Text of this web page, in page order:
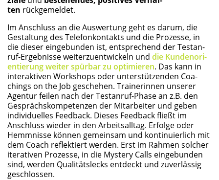
ten rückgemeldet.
Im Anschluss an die Aus­wer­tung geht es dar­um, die
Gestal­tung des Tele­fon­kon­takts und die Pro­zes­se, in
die die­ser ein­ge­bun­den ist, ent­spre­chend der Test­an­
ruf-Ergeb­nis­se wei­ter­zu­ent­wi­ckeln und die Kun­den­ori­
en­tie­rung wei­ter spür­bar zu opti­mie­ren. Das kann in
inter­ak­ti­ven Work­shops oder unter­stüt­zen­den Coa­
chings on the Job gesche­hen. Trai­ne­rin­nen unse­rer
Agen­tur fei­len nach der Test­an­ruf-Pha­se an z.B. den
Gesprächs­kom­pe­ten­zen der Mit­ar­bei­ter und geben
indi­vi­du­el­les Feed­back. Die­ses Feed­back fließt im
Anschluss wie­der in den Arbeits­all­tag. Erfol­ge oder
Hemm­nis­se kön­nen gemein­sam und kon­ti­nu­ier­lich mit
dem Coach reflek­tiert wer­den. Erst im Rah­men sol­cher
ite­ra­ti­ven Pro­zes­se, in die Mys­tery Calls ein­ge­bun­den
sind, wer­den Qua­li­täts­lecks ent­deckt und zuver­läs­sig
geschlossen.